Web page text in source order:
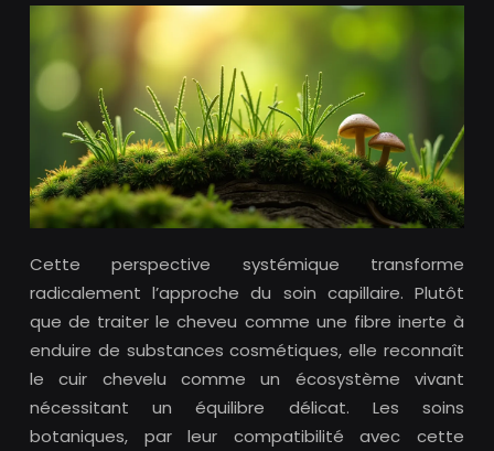
Cette perspective systémique transforme
radicalement l’approche du soin capillaire. Plutôt
que de traiter le cheveu comme une fibre inerte à
enduire de substances cosmétiques, elle reconnaît
le cuir chevelu comme un écosystème vivant
nécessitant un équilibre délicat. Les soins
botaniques, par leur compatibilité avec cette